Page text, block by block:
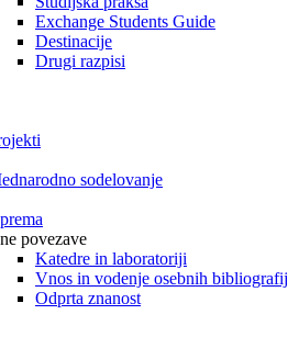
Exchange Students Guide
Destinacije
Drugi razpisi
sodelovanje
povezave
Katedre in laboratoriji
Vnos in vodenje osebnih bibliografij
Odprta znanost